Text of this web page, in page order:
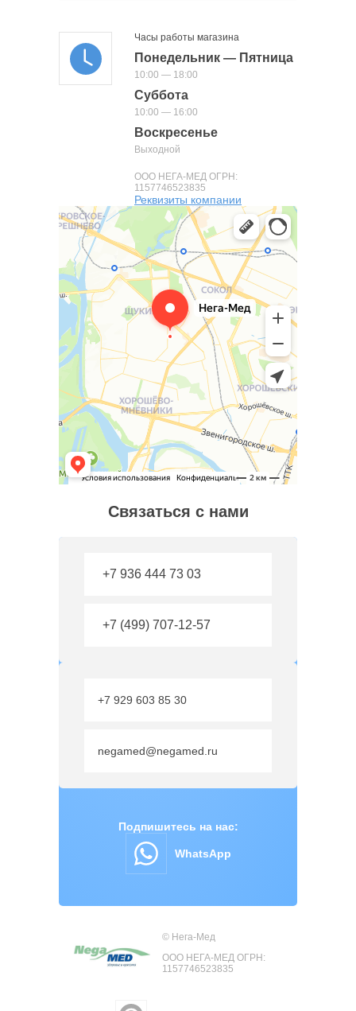
Часы работы магазина
Понедельник — Пятница
10:00 — 18:00
Суббота
10:00 — 16:00
Воскресенье
Выходной
ООО НЕГА-МЕД ОГРН:
1157746523835
Реквизиты компании
Связаться с нами
+7 936 444 73 03
+7 (499) 707-12-57
+7 929 603 85 30
negamed@negamed.ru
Подпишитесь на нас:
WhatsApp
© Нега-Мед
ООО НЕГА-МЕД ОГРН:
1157746523835